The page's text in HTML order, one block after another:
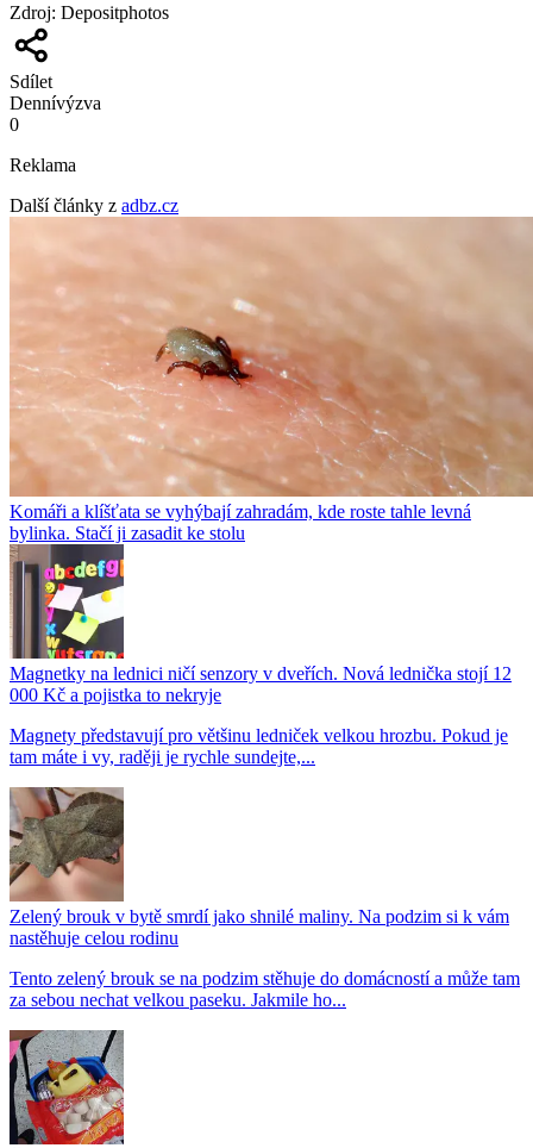
Zdroj: Depositphotos
Sdílet
Dennívýzva
0
Reklama
Další články z adbz.cz
Komáři a klíšťata se vyhýbají zahradám, kde roste tahle levná
bylinka. Stačí ji zasadit ke stolu
Magnetky na lednici ničí senzory v dveřích. Nová lednička stojí 12
000 Kč a pojistka to nekryje
Magnety představují pro většinu ledniček velkou hrozbu. Pokud je
tam máte i vy, raději je rychle sundejte,...
Zelený brouk v bytě smrdí jako shnilé maliny. Na podzim si k vám
nastěhuje celou rodinu
Tento zelený brouk se na podzim stěhuje do domácností a může tam
za sebou nechat velkou paseku. Jakmile ho...